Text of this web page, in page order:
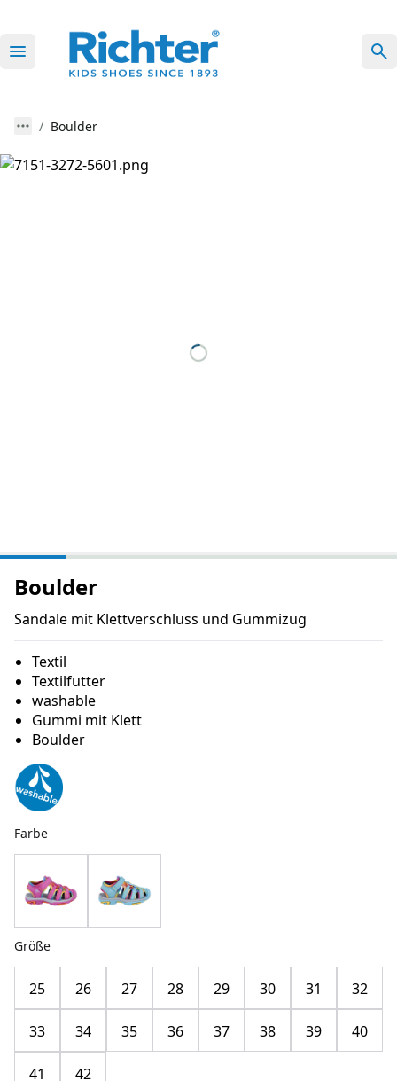
Boulder
Boulder
Sandale mit Klettverschluss und Gummizug
Textil
Textilfutter
washable
Gummi mit Klett
Boulder
Farbe
Größe
25 26 27 28 29 30 31 32
33 34 35 36 37 38 39 40
41 42